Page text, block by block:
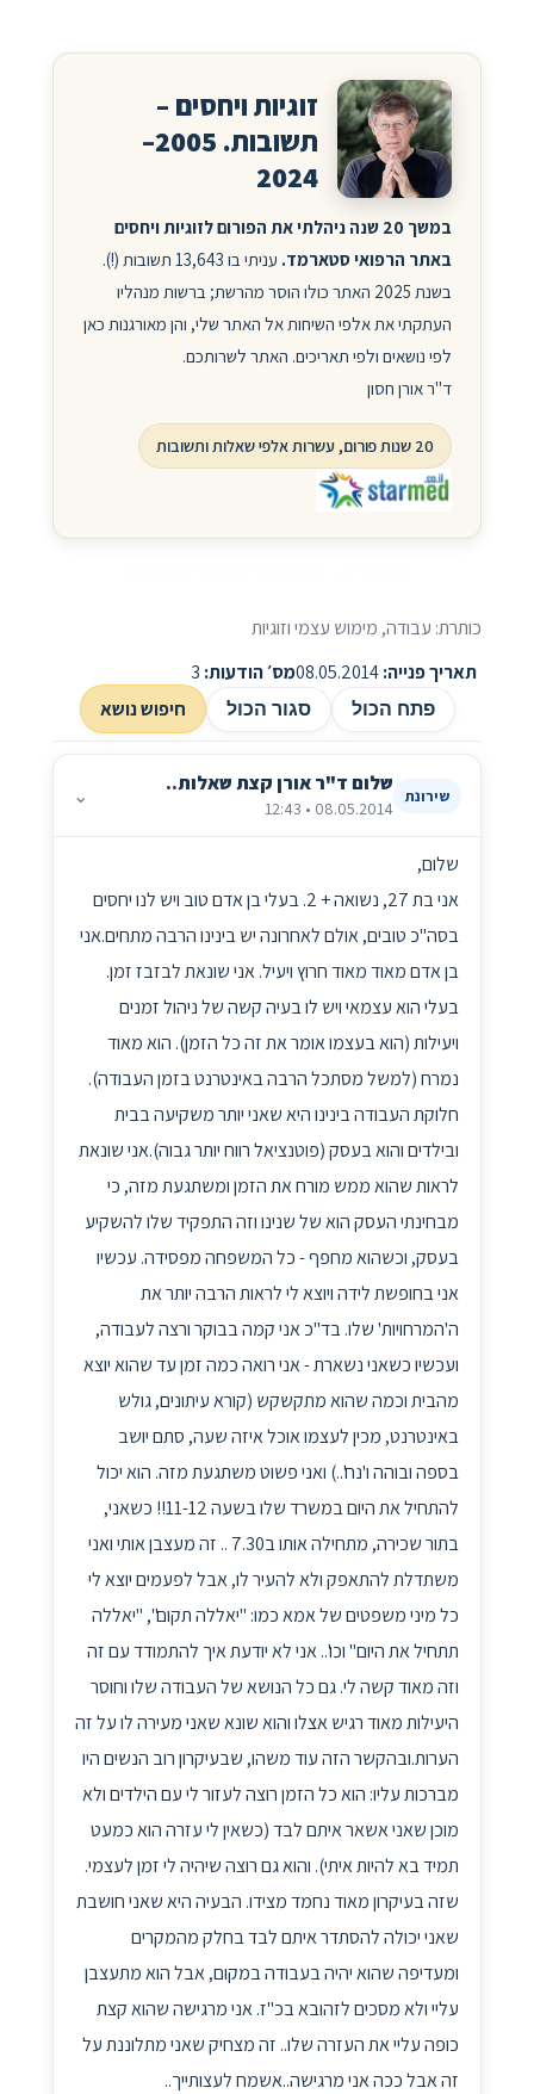
זוגיות ויחסים –
תשובות. 2005–
2024
במשך 20 שנה ניהלתי את הפורום לזוגיות ויחסים
באתר הרפואי סטארמד.
עניתי בו 13,643 תשובות (!).
בשנת 2025 האתר כולו הוסר מהרשת; ברשות מנהליו
העתקתי את אלפי השיחות אל האתר שלי, והן מאורגנות כאן
לפי נושאים ולפי תאריכים. האתר לשרותכם.
ד"ר אורן חסון
20 שנות פורום, עשרות אלפי שאלות ותשובות
כותרת: עבודה, מימוש עצמי וזוגיות
תאריך פנייה:
מס׳ הודעות:
פתח הכול סגור הכול חיפוש נושא
שירונת שלום ד"ר אורן קצת שאלות..
08.05.2014 • 12:43
⌄
שלום,
אני בת 27, נשואה + 2. בעלי בן אדם טוב ויש לנו יחסים
בסה"כ טובים, אולם לאחרונה יש בינינו הרבה מתחים.אני
בן אדם מאוד מאוד חרוץ ויעיל. אני שונאת לבזבז זמן.
בעלי הוא עצמאי ויש לו בעיה קשה של ניהול זמנים
ויעילות (הוא בעצמו אומר את זה כל הזמן). הוא מאוד
נמרח (למשל מסתכל הרבה באינטרנט בזמן העבודה).
חלוקת העבודה בינינו היא שאני יותר משקיעה בבית
ובילדים והוא בעסק (פוטנציאל רווח יותר גבוה).אני שונאת
לראות שהוא ממש מורח את הזמן ומשתגעת מזה, כי
מבחינתי העסק הוא של שנינו וזה התפקיד שלו להשקיע
בעסק, וכשהוא מחפף - כל המשפחה מפסידה. עכשיו
אני בחופשת לידה ויוצא לי לראות הרבה יותר את
ה'המרחויות' שלו. בד"כ אני קמה בבוקר ורצה לעבודה,
ועכשיו כשאני נשארת - אני רואה כמה זמן עד שהוא יוצא
מהבית וכמה שהוא מתקשקש (קורא עיתונים, גולש
באינטרנט, מכין לעצמו אוכל איזה שעה, סתם יושב
בספה ובוהה ו'נח'..) ואני פשוט משתגעת מזה. הוא יכול
להתחיל את היום במשרד שלו בשעה 11-12!! כשאני,
בתור שכירה, מתחילה אותו ב7.30 .. זה מעצבן אותי ואני
משתדלת להתאפק ולא להעיר לו, אבל לפעמים יוצא לי
כל מיני משפטים של אמא כמו: "יאללה תקום", "יאללה
תתחיל את היום" וכו'.. אני לא יודעת איך להתמודד עם זה
וזה מאוד קשה לי. גם כל הנושא של העבודה שלו וחוסר
היעילות מאוד רגיש אצלו והוא שונא שאני מעירה לו על זה
הערות.ובהקשר הזה עוד משהו, שבעיקרון רוב הנשים היו
מברכות עליו: הוא כל הזמן רוצה לעזור לי עם הילדים ולא
מוכן שאני אשאר איתם לבד (כשאין לי עזרה הוא כמעט
תמיד בא להיות איתי). והוא גם רוצה שיהיה לי זמן לעצמי.
שזה בעיקרון מאוד נחמד מצידו. הבעיה היא שאני חושבת
שאני יכולה להסתדר איתם לבד בחלק מהמקרים
ומעדיפה שהוא יהיה בעבודה במקום, אבל הוא מתעצבן
עליי ולא מסכים לזהובא בכ"ז. אני מרגישה שהוא קצת
כופה עליי את העזרה שלו.. זה מצחיק שאני מתלוננת על
זה אבל ככה אני מרגישה..אשמח לעצותייך..